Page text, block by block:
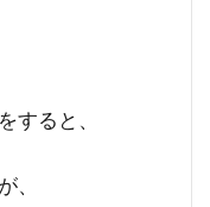
すると、
、